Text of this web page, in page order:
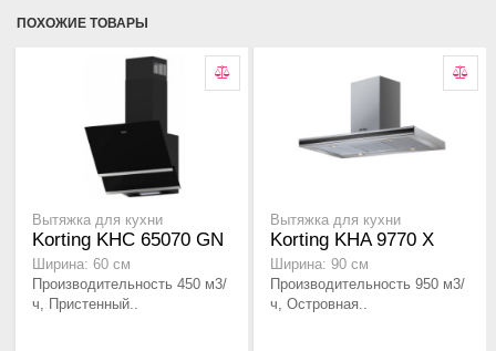
ПОХОЖИЕ ТОВАРЫ
Вытяжка для кухни
Korting KHC 65070 GN
Ширина: 60 см
Производительность 450 м3/
ч, Пристенный..
Вытяжка для кухни
Korting KHA 9770 X
Ширина: 90 см
Производительность 950 м3/
ч, Островная..